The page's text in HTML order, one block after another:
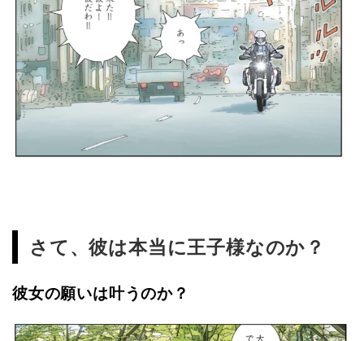
さて、彼は本当に王子様なのか？
彼女の願いは叶うのか？